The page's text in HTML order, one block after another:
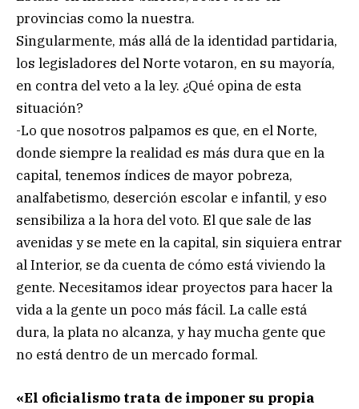
provincias como la nuestra.
Singularmente, más allá de la identidad partidaria,
los legisladores del Norte votaron, en su mayoría,
en contra del veto a la ley. ¿Qué opina de esta
situación?
-Lo que nosotros palpamos es que, en el Norte,
donde siempre la realidad es más dura que en la
capital, tenemos índices de mayor pobreza,
analfabetismo, deserción escolar e infantil, y eso
sensibiliza a la hora del voto. El que sale de las
avenidas y se mete en la capital, sin siquiera entrar
al Interior, se da cuenta de cómo está viviendo la
gente. Necesitamos idear proyectos para hacer la
vida a la gente un poco más fácil. La calle está
dura, la plata no alcanza, y hay mucha gente que
no está dentro de un mercado formal.
«El oficialismo trata de imponer su propia